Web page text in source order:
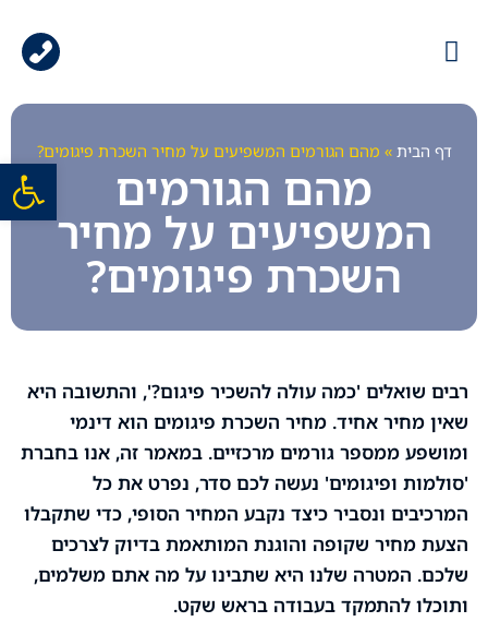
דף הבית » מהם הגורמים המשפיעים על מחיר השכרת פיגומים?
מהם הגורמים
המשפיעים על מחיר
השכרת פיגומים?
רבים שואלים 'כמה עולה להשכיר פיגום?', והתשובה היא
שאין מחיר אחיד. מחיר השכרת פיגומים הוא דינמי
ומושפע ממספר גורמים מרכזיים. במאמר זה, אנו בחברת
'סולמות ופיגומים' נעשה לכם סדר, נפרט את כל
המרכיבים ונסביר כיצד נקבע המחיר הסופי, כדי שתקבלו
הצעת מחיר שקופה והוגנת המותאמת בדיוק לצרכים
שלכם. המטרה שלנו היא שתבינו על מה אתם משלמים,
ותוכלו להתמקד בעבודה בראש שקט.
פתח